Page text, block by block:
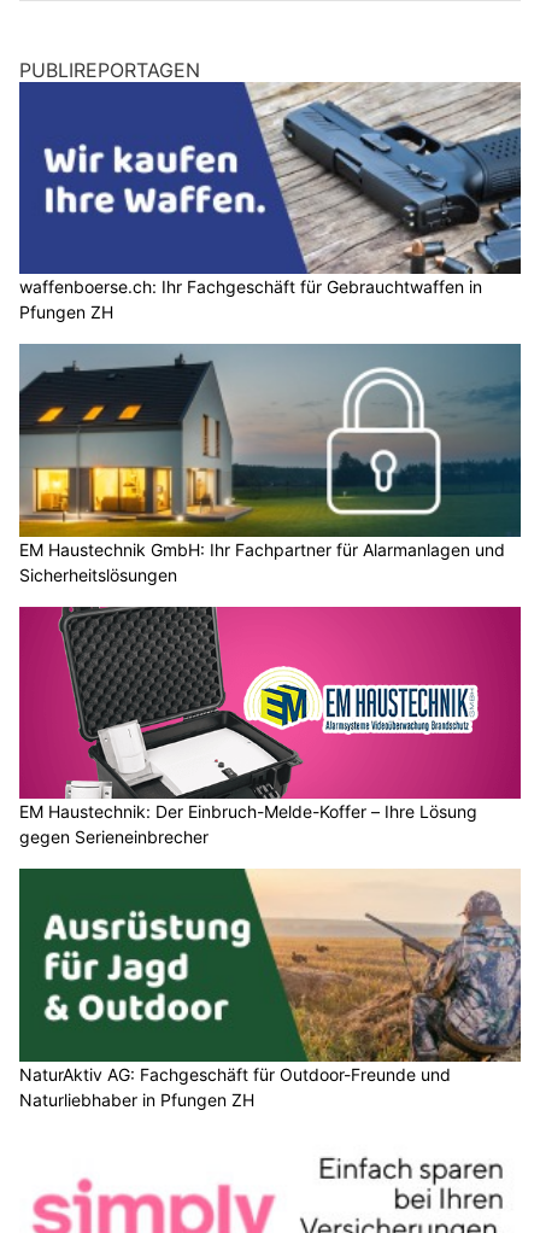
PUBLIREPORTAGEN
waffenboerse.ch: Ihr Fachgeschäft für Gebrauchtwaffen in
Pfungen ZH
EM Haustechnik GmbH: Ihr Fachpartner für Alarmanlagen und
Sicherheitslösungen
EM Haustechnik: Der Einbruch-Melde-Koffer – Ihre Lösung
gegen Serieneinbrecher
NaturAktiv AG: Fachgeschäft für Outdoor-Freunde und
Naturliebhaber in Pfungen ZH